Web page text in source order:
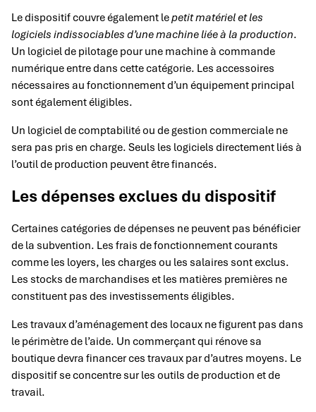
Le dispositif couvre également lepetit matériel et les
logiciels indissociables d’une machine liée à la production.
Un logiciel de pilotage pour une machine à commande
numérique entre dans cette catégorie. Les accessoires
nécessaires au fonctionnement d’un équipement principal
sont également éligibles.
Un logiciel de comptabilité ou de gestion commerciale ne
sera pas pris en charge. Seuls les logiciels directement liés à
l’outil de production peuvent être financés.
Les dépenses exclues du dispositif
Certaines catégories de dépenses ne peuvent pas bénéficier
de la subvention. Les frais de fonctionnement courants
comme les loyers, les charges ou les salaires sont exclus.
Les stocks de marchandises et les matières premières ne
constituent pas des investissements éligibles.
Les travaux d’aménagement des locaux ne figurent pas dans
le périmètre de l’aide. Un commerçant qui rénove sa
boutique devra financer ces travaux par d’autres moyens. Le
dispositif se concentre sur les outils de production et de
travail.